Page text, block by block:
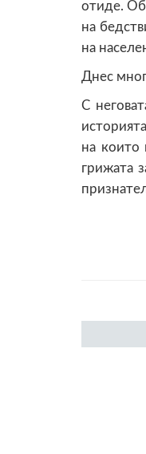
отиде.
на
на
Днес
С
на които
грижата